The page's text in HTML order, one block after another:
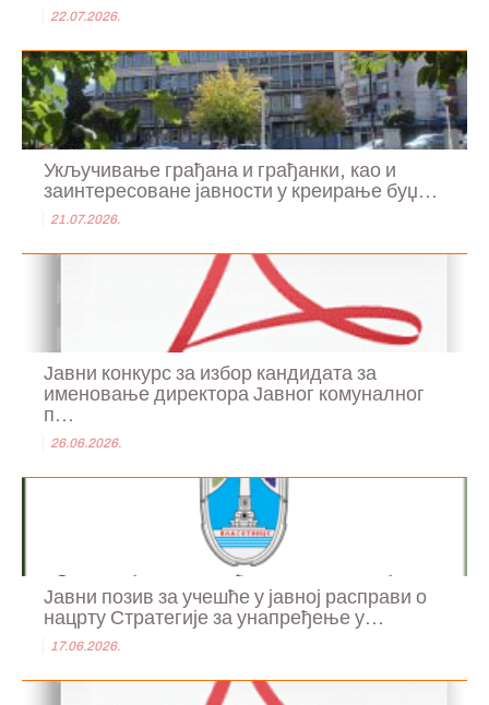
22.07.2026.
Укључивање грађана и грађанки, као и
заинтересоване јавности у креирање буџ...
21.07.2026.
Јавни конкурс за избор кандидата за
именовање директора Јавног комуналног
п...
26.06.2026.
Јавни позив за учешће у јавној расправи о
нацрту Стратегије за унапређење у...
17.06.2026.